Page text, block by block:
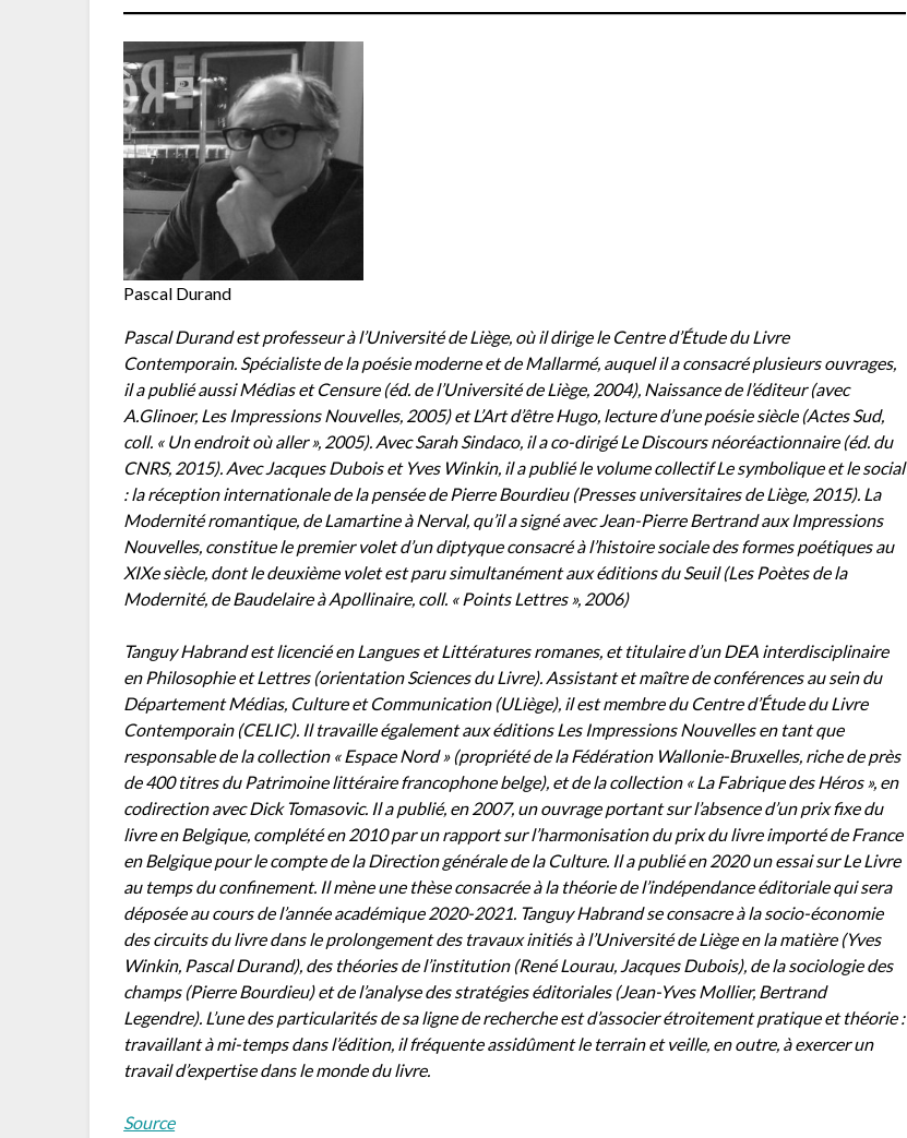
Pascal Durand
Pascal Durand est professeur à l’Université de Liège, où il dirige le Centre d’Étude du Livre
Contemporain. Spécialiste de la poésie moderne et de Mallarmé, auquel il a consacré plusieurs ouvrages,
il a publié aussi Médias et Censure (éd. de l’Université de Liège, 2004), Naissance de l’éditeur (avec
A.Glinoer, Les Impressions Nouvelles, 2005) et L’Art d’être Hugo, lecture d’une poésie siècle (Actes Sud,
coll. « Un endroit où aller », 2005). Avec Sarah Sindaco, il a co-dirigé Le Discours néoréactionnaire (éd. du
CNRS, 2015). Avec Jacques Dubois et Yves Winkin, il a publié le volume collectif Le symbolique et le social
: la réception internationale de la pensée de Pierre Bourdieu (Presses universitaires de Liège, 2015). La
Modernité romantique, de Lamartine à Nerval, qu’il a signé avec Jean-Pierre Bertrand aux Impressions
Nouvelles, constitue le premier volet d’un diptyque consacré à l’histoire sociale des formes poétiques au
XIXe siècle, dont le deuxième volet est paru simultanément aux éditions du Seuil (Les Poètes de la
Modernité, de Baudelaire à Apollinaire, coll. « Points Lettres », 2006)
Tanguy Habrand est licencié en Langues et Littératures romanes, et titulaire d’un DEA interdisciplinaire
en Philosophie et Lettres (orientation Sciences du Livre). Assistant et maître de conférences au sein du
Département Médias, Culture et Communication (ULiège), il est membre du Centre d’Étude du Livre
Contemporain (CELIC). Il travaille également aux éditions Les Impressions Nouvelles en tant que
responsable de la collection « Espace Nord » (propriété de la Fédération Wallonie-Bruxelles, riche de près
de 400 titres du Patrimoine littéraire francophone belge), et de la collection « La Fabrique des Héros », en
codirection avec Dick Tomasovic. Il a publié, en 2007, un ouvrage portant sur l’absence d’un prix fixe du
livre en Belgique, complété en 2010 par un rapport sur l’harmonisation du prix du livre importé de France
en Belgique pour le compte de la Direction générale de la Culture. Il a publié en 2020 un essai sur Le Livre
au temps du confinement. Il mène une thèse consacrée à la théorie de l’indépendance éditoriale qui sera
déposée au cours de l’année académique 2020-2021. Tanguy Habrand se consacre à la socio-économie
des circuits du livre dans le prolongement des travaux initiés à l’Université de Liège en la matière (Yves
Winkin, Pascal Durand), des théories de l’institution (René Lourau, Jacques Dubois), de la sociologie des
champs (Pierre Bourdieu) et de l’analyse des stratégies éditoriales (Jean-Yves Mollier, Bertrand
Legendre). L’une des particularités de sa ligne de recherche est d’associer étroitement pratique et théorie :
travaillant à mi-temps dans l’édition, il fréquente assidûment le terrain et veille, en outre, à exercer un
travail d’expertise dans le monde du livre.
Source